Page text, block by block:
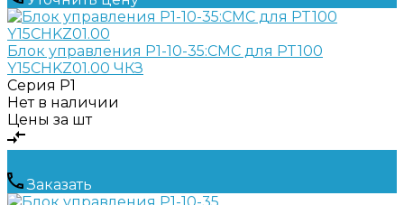
Блок управления P1-10-35:CMC для PT100
Y15CHKZ01.00 ЧКЗ
Серия P1
Нет в наличии
Цены за шт
Заказать